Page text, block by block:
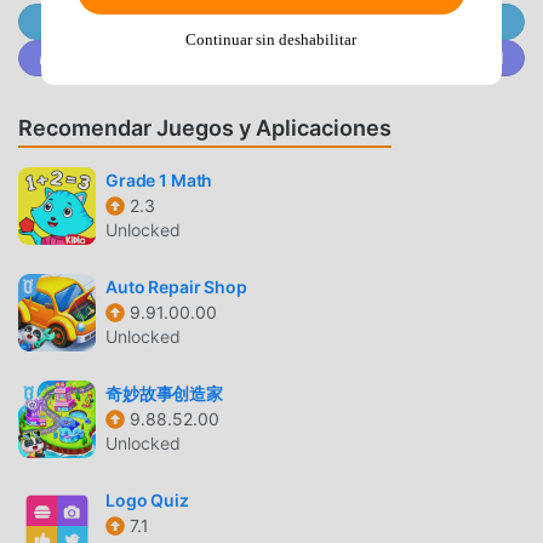
recientemente, ganó muchos fanáticos en todo el mundo
que aman los juegos de educational . Si desea descargar
este juego, como el sitio de descarga de juegos gratuitos
opción. moddroid no solo te brinda la última versión
deWord Universe1.9.1gratis, sino que también proporciona
Free Powerups mod gratis, ayudándote a ahorrar la tarea
mecánica repetitiva en el juego, así que puedes
moddroid promete que cualquier mod de Word Universe
no cobrará a los jugadores ninguna tarifa, y es 100%
seguro, disponible y de instalación gratuita. Simplemente
Word Universe 1.9.1 con un solo clic. ¡Qué estás
esperando, descarga moddroid y juega!
JUGABILIDAD ÚNICA
Word Universe Como un popular juego de educational , su
Únete a @MODDROID.CO en el Canal de Telegram
Únete a @MODDROID.CO en la comunidad de Discord
Recomendar Juegos y Aplicaciones
Grade 1 Math
2.3
Unlocked
Auto Repair Shop
9.91.00.00
Unlocked
奇妙故事创造家
9.88.52.00
Unlocked
Logo Quiz
7.1
Continuar sin deshabilitar